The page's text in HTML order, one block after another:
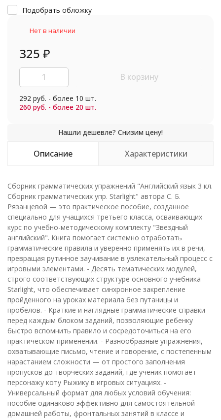
Подобрать обложку
Нет в наличии
325 ₽
В корзину
292 руб. - более 10 шт.
260 руб. - более 20 шт.
Описание Характеристики
Сборник грамматических упражнений "Английский язык 3 кл.
Сборник грамматических упр. Starlight" автора С. Б.
Рязанцевой — это практическое пособие, созданное
специально для учащихся третьего класса, осваивающих
курс по учебно-методическому комплекту "Звездный
английский". Книга помогает системно отработать
грамматические правила и уверенно применять их в речи,
превращая рутинное заучивание в увлекательный процесс с
игровыми элементами. - Десять тематических модулей,
строго соответствующих структуре основного учебника
Starlight, что обеспечивает синхронное закрепление
пройденного на уроках материала без путаницы и
пробелов. - Краткие и наглядные грамматические справки
перед каждым блоком заданий, позволяющие ребенку
быстро вспомнить правило и сосредоточиться на его
практическом применении. - Разнообразные упражнения,
охватывающие письмо, чтение и говорение, с постепенным
нарастанием сложности — от простого заполнения
пропусков до творческих заданий, где ученик помогает
персонажу коту Рыжику в игровых ситуациях. -
Универсальный формат для любых условий обучения:
пособие одинаково эффективно для самостоятельной
домашней работы, фронтальных занятий в классе и